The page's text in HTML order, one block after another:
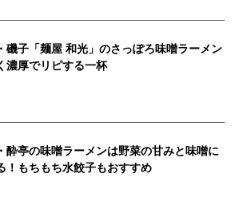
磯子「麺屋 和光」のさっぽろ味噌ラーメン
濃厚でリピする一杯
酔亭の味噌ラーメンは野菜の甘みと味噌に
！もちもち水餃子もおすすめ